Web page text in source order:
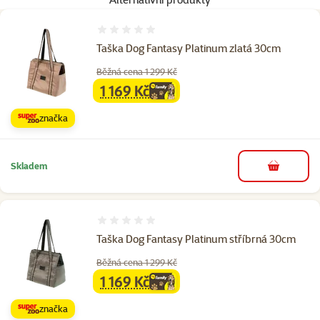
Taška Dog Fantasy Platinum zlatá 30cm
Běžná cena 1 299 Kč
familycena
1 169 Kč
značka
Skladem do košíku
Taška Dog Fantasy Platinum stříbrná 30cm
Běžná cena 1 299 Kč
familycena
1 169 Kč
značka